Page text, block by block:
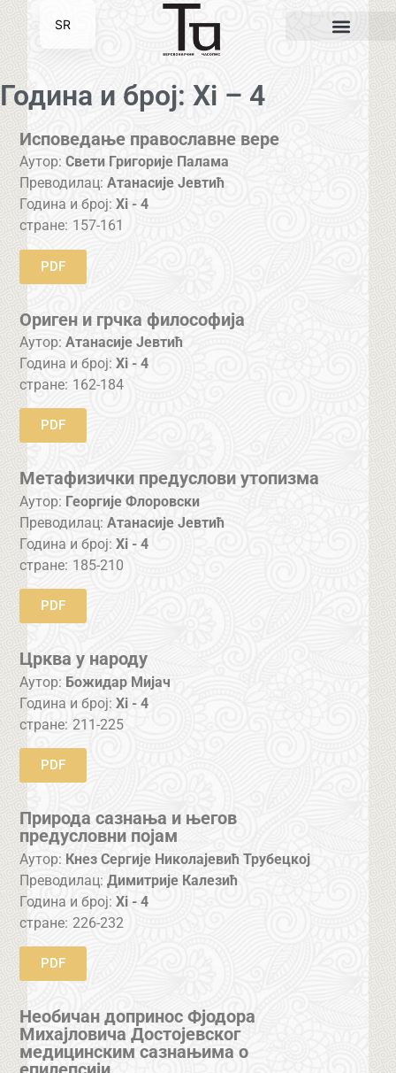
Година и број: Xi – 4
Исповедање православне вере
Аутор: Свети Григорије Палама
Преводилац: Атанасије Јевтић
Година и број:Xi - 4
стране: 157-161
PDF
Ориген и грчка философија
Аутор: Атанасије Јевтић
Година и број:Xi - 4
стране: 162-184
PDF
Метафизички предуслови утопизма
Аутор: Георгије Флоровски
Преводилац: Атанасије Јевтић
Година и број:Xi - 4
стране: 185-210
PDF
Црква у народу
Аутор: Божидар Мијач
Година и број:Xi - 4
стране: 211-225
PDF
Природа сазнања и његов
предусловни појам
Аутор: Кнез Сергије Николајевић Трубецкој
Преводилац: Димитрије Калезић
Година и број:Xi - 4
стране: 226-232
PDF
Необичан допринос Фјодора
Михајловича Достојевског
медицинским сазнањима о
SR
EN